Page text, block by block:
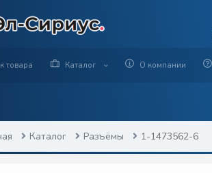
товара Каталог О компании
Каталог Разъёмы 1-1473562-6